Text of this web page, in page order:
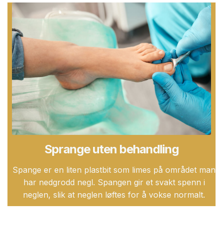
Sprange uten behandling
Spange er en liten plastbit som limes på området man
har nedgrodd negl. Spangen gir et svakt spenn i
neglen, slik at neglen løftes for å vokse normalt.